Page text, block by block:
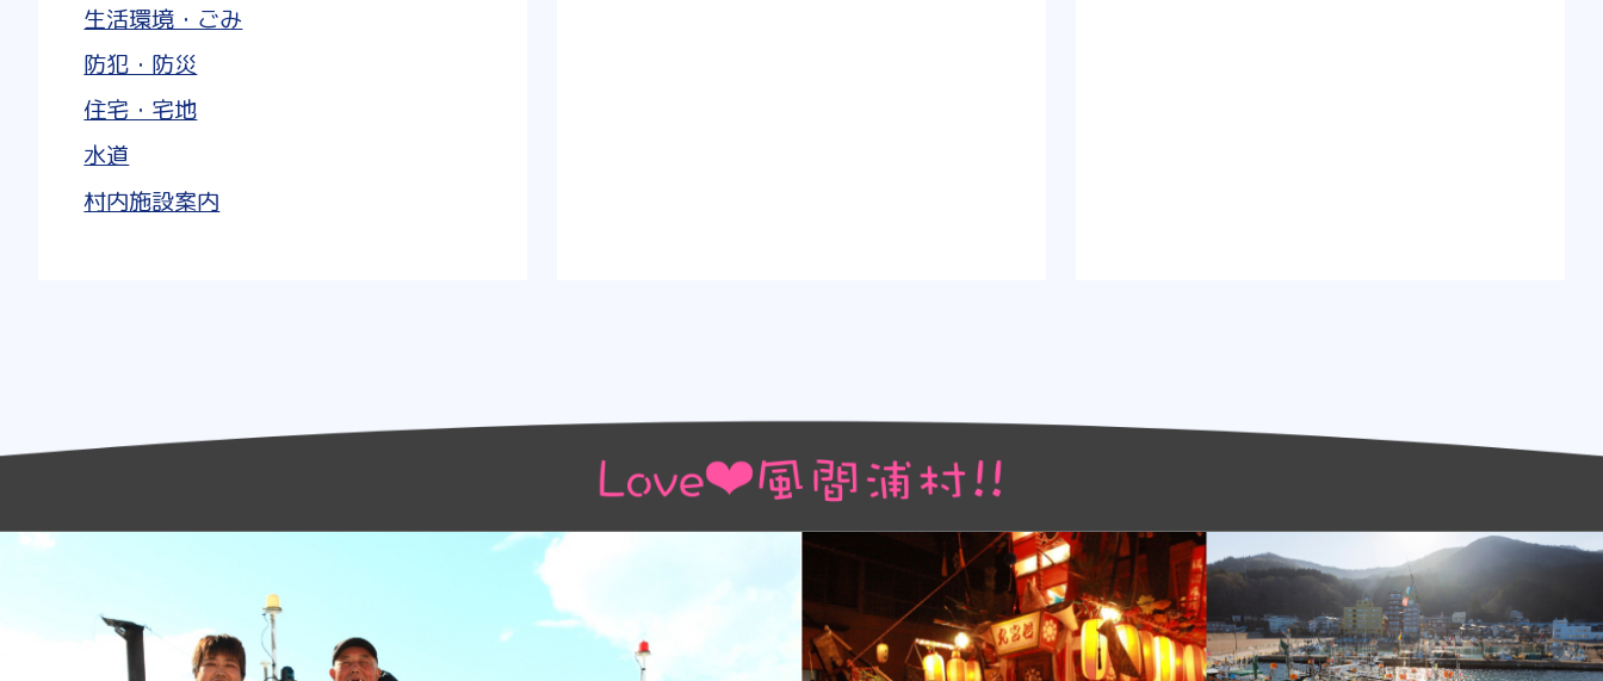
生活環境・ごみ
防犯・防災
住宅・宅地
水道
村内施設案内